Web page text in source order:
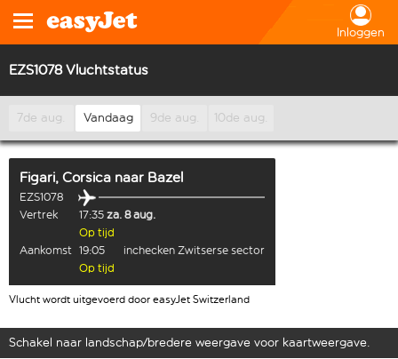
Inloggen
EZS1078 Vluchtstatus
7de aug. Vandaag 9de aug. 10de aug.
Figari, Corsica naar Bazel
EZS1078
Vertrek
17:35 za. 8 aug.
Op tijd
Aankomst 19:05
inchecken Zwitserse sector
Op tijd
Vlucht wordt uitgevoerd door easyJet Switzerland
Schakel naar landschap/bredere weergave voor kaartweergave.